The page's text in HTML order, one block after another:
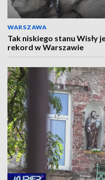
WARSZAWA
Tak niskiego stanu Wisły
rekord w Warszawie